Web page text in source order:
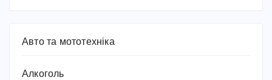
Авто та мототехніка
Алкоголь